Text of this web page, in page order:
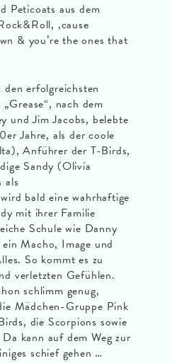
Peticoats aus dem
‚cause
& you’re the ones that
erfolgreichsten
nach dem
und Jim Jacobs, belebte
Jahre, als der coole
Anführer der T-Birds,
Sandy (Olivia
bald eine wahrhaftige
mit ihrer Familie
Schule wie Danny
Macho, Image und
So kommt es zu
verletzten Gefühlen.
schlimm genug,
Mädchen-Gruppe Pink
die Scorpions sowie
kann auf dem Weg zur
schief gehen …